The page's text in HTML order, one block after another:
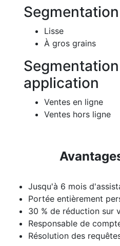
Lisse
À gros grains
application
Ventes en ligne
Ventes hors ligne
Jusqu'à 6 mois
Portée entièrement
30 % de réduction sur
Responsable de
Résolution des